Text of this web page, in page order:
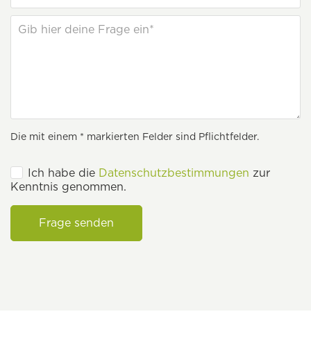
Die mit einem * markierten Felder sind Pflichtfelder.
Ich habe die Datenschutzbestimmungen zur
Kenntnis genommen.
Frage senden